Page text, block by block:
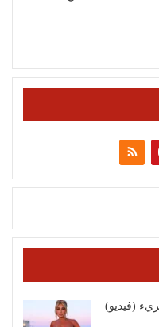
(فيديو)